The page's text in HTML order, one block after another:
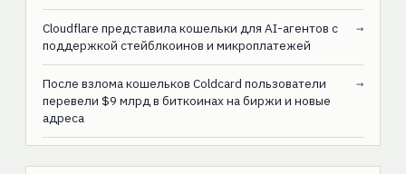
Cloudflare представила кошельки для AI-агентов с
поддержкой стейблкоинов и микроплатежей
→
После взлома кошельков Coldcard пользователи
перевели $9 млрд в биткоинах на биржи и новые
адреса
→